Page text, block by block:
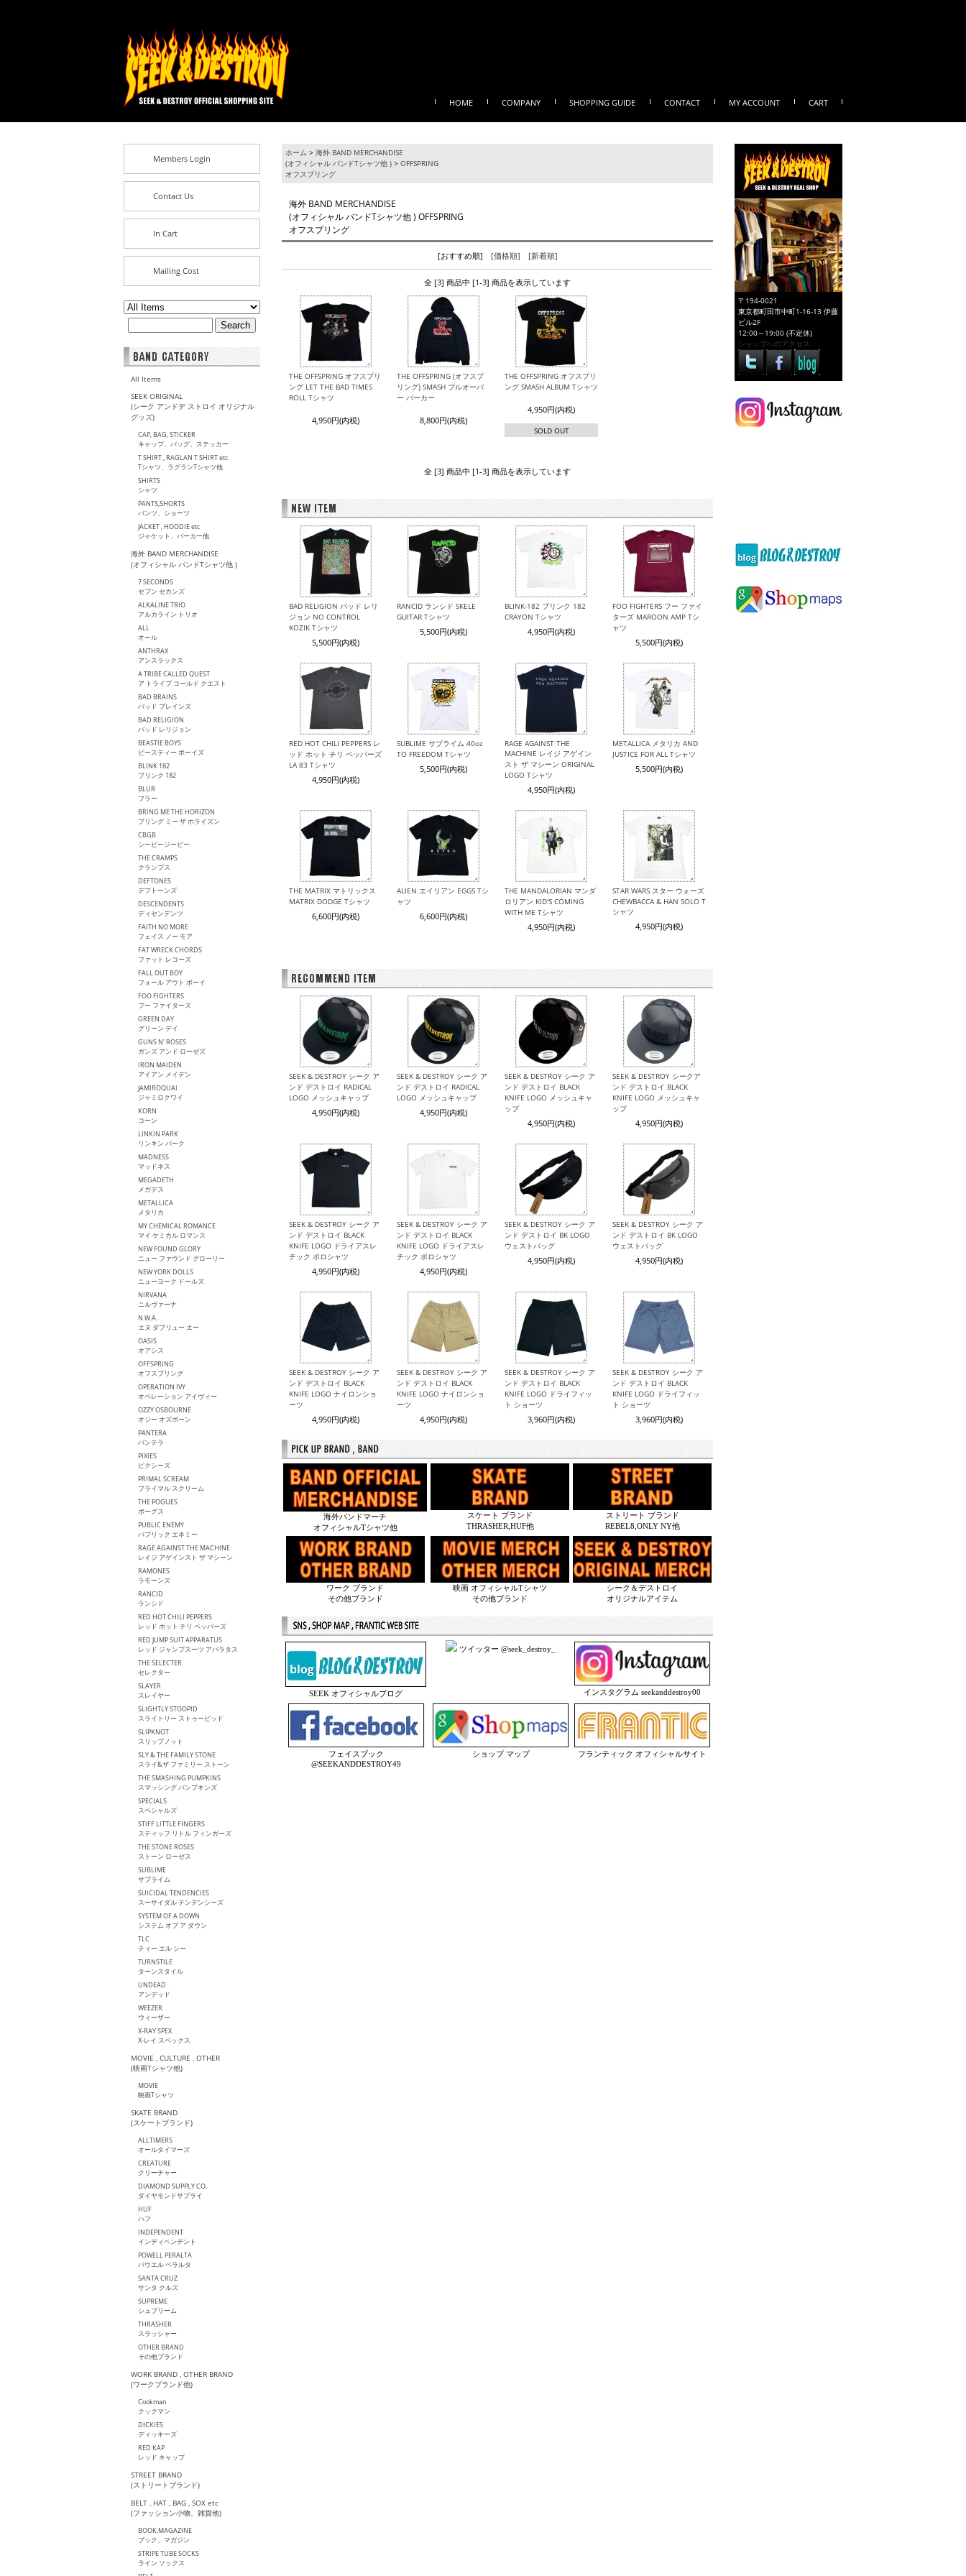
HOME COMPANY SHOPPING GUIDE CONTACT MY ACCOUNT CART
Members Login
Contact Us
In Cart
Mailing Cost
All Items
SEEK ORIGINAL
(シーク アンドデ ストロイ オリジナル
グッズ)
CAP, BAG, STICKER
キャップ、バッグ、ステッカー
T SHIRT , RAGLAN T SHIRT etc
Tシャツ、ラグランTシャツ他
SHIRTS
シャツ
PANTS,SHORTS
パンツ、ショーツ
JACKET , HOODIE etc
ジャケット、パーカー他
海外 BAND MERCHANDISE
(オフィシャル バンドTシャツ他 )
7 SECONDS
セブン セカンズ
ALKALINE TRIO
アルカライン トリオ
ALL
オール
ANTHRAX
アンスラックス
A TRIBE CALLED QUEST
ア トライブ コールド クエスト
BAD BRAINS
バッド ブレインズ
BAD RELIGION
バッド レリジョン
BEASTIE BOYS
ビースティー ボーイズ
BLINK 182
ブリンク 182
BLUR
ブラー
BRING ME THE HORIZON
ブリング ミー ザ ホライズン
CBGB
シービージービー
THE CRAMPS
クランプス
DEFTONES
デフトーンズ
DESCENDENTS
ディセンデンツ
FAITH NO MORE
フェイス ノー モア
FAT WRECK CHORDS
ファット レコーズ
FALL OUT BOY
フォール アウト ボーイ
FOO FIGHTERS
フー ファイターズ
GREEN DAY
グリーン デイ
GUNS N' ROSES
ガンズ アンド ローゼズ
IRON MAIDEN
アイアン メイデン
JAMIROQUAI
ジャミロクワイ
KORN
コーン
LINKIN PARK
リンキン パーク
MADNESS
マッドネス
MEGADETH
メガデス
METALLICA
メタリカ
MY CHEMICAL ROMANCE
マイ ケミカル ロマンス
NEW FOUND GLORY
ニュー ファウンド グローリー
NEW YORK DOLLS
ニューヨーク ドールズ
NIRVANA
ニルヴァーナ
N.W.A.
エヌ ダブリュー エー
OASIS
オアシス
OFFSPRING
オフスプリング
OPERATION IVY
オペレーション アイヴィー
OZZY OSBOURNE
オジー オズボーン
PANTERA
パンテラ
PIXIES
ピクシーズ
PRIMAL SCREAM
プライマル スクリーム
THE POGUES
ポーグス
PUBLIC ENEMY
パプリック エネミー
RAGE AGAINST THE MACHINE
レイジ アゲインスト ザ マシーン
RAMONES
ラモーンズ
RANCID
ランシド
RED HOT CHILI PEPPERS
レッド ホット チリ ペッパーズ
RED JUMP SUIT APPARATUS
レッド ジャンプスーツ アパラタス
THE SELECTER
セレクター
SLAYER
スレイヤー
SLIGHTLY STOOPID
スライトリー ストゥーピッド
SLIPKNOT
スリップノット
SLY & THE FAMILY STONE
スライ&ザ ファミリー ストーン
THE SMASHING PUMPKINS
スマッシング パンプキンズ
SPECIALS
スペシャルズ
STIFF LITTLE FINGERS
スティッフ リトル フィンガーズ
THE STONE ROSES
ストーン ローゼス
SUBLIME
サブライム
SUICIDAL TENDENCIES
スーサイダル テンデンシーズ
SYSTEM OF A DOWN
システム オブ ア ダウン
TLC
ティー エル シー
TURNSTILE
ターンスタイル
UNDEAD
アンデッド
WEEZER
ウィーザー
X-RAY SPEX
X-レイ スペックス
MOVIE , CULTURE , OTHER
(映画Tシャツ他)
MOVIE
映画Tシャツ
SKATE BRAND
(スケートブランド)
ALLTIMERS
オールタイマーズ
CREATURE
クリーチャー
DIAMOND SUPPLY CO.
ダイヤモンドサプライ
HUF
ハフ
INDEPENDENT
インディペンデント
POWELL PERALTA
パウエル ペラルタ
SANTA CRUZ
サンタ クルズ
SUPREME
シュプリーム
THRASHER
スラッシャー
OTHER BRAND
その他ブランド
WORK BRAND , OTHER BRAND
(ワークブランド他)
Cookman
クックマン
DICKIES
ディッキーズ
RED KAP
レッド キャップ
STREET BRAND
(ストリートブランド)
BELT , HAT , BAG , SOX etc
(ファッション小物、雑貨他)
BOOK,MAGAZINE
ブック、マガジン
STRIPE TUBE SOCKS
ライン ソックス
ホーム > 海外 BAND MERCHANDISE
(オフィシャル バンドTシャツ他 ) > OFFSPRING
オフスプリング
海外 BAND MERCHANDISE
(オフィシャル バンドTシャツ他 ) OFFSPRING
オフスプリング
[おすすめ順] [価格順] [新着順]
全 [3] 商品中 [1-3] 商品を表示しています
THE OFFSPRING オフスプリ
ング LET THE BAD TIMES
ROLL Tシャツ
4,950円(内税)
THE OFFSPRING (オフスプ
リング) SMASH プルオーバ
ー パーカー
8,800円(内税)
THE OFFSPRING オフスプリ
ング SMASH ALBUM Tシャツ
4,950円(内税)
SOLD OUT
全 [3] 商品中 [1-3] 商品を表示しています
BAD RELIGION バッド レリ
ジョン NO CONTROL
KOZIK Tシャツ
5,500円(内税)
RANCID ランシド SKELE
GUITAR Tシャツ
5,500円(内税)
BLINK-182 ブリンク 182
CRAYON Tシャツ
4,950円(内税)
FOO FIGHTERS フー ファイ
ターズ MAROON AMP Tシ
ャツ
5,500円(内税)
RED HOT CHILI PEPPERS レ
ッド ホット チリ ペッパーズ
LA 83 Tシャツ
4,950円(内税)
SUBLIME サブライム 40oz
TO FREEDOM Tシャツ
5,500円(内税)
RAGE AGAINST THE
MACHINE レイジ アゲイン
スト ザ マシーン ORIGINAL
LOGO Tシャツ
4,950円(内税)
METALLICA メタリカ AND
JUSTICE FOR ALL Tシャツ
5,500円(内税)
THE MATRIX マトリックス
MATRIX DODGE Tシャツ
6,600円(内税)
ALIEN エイリアン EGGS Tシ
ャツ
6,600円(内税)
THE MANDALORIAN マンダ
ロリアン KID'S COMING
WITH ME Tシャツ
4,950円(内税)
STAR WARS スター ウォーズ
CHEWBACCA & HAN SOLO T
シャツ
4,950円(内税)
SEEK & DESTROY シーク ア
ンド デストロイ RADICAL
LOGO メッシュキャップ
4,950円(内税)
SEEK & DESTROY シーク ア
ンド デストロイ RADICAL
LOGO メッシュキャップ
4,950円(内税)
SEEK & DESTROY シーク ア
ンド デストロイ BLACK
KNIFE LOGO メッシュキャ
ップ
4,950円(内税)
SEEK & DESTROY シークア
ンド デストロイ BLACK
KNIFE LOGO メッシュキャ
ップ
4,950円(内税)
SEEK & DESTROY シーク ア
ンド デストロイ BLACK
KNIFE LOGO ドライアスレ
チック ポロシャツ
4,950円(内税)
SEEK & DESTROY シーク ア
ンド デストロイ BLACK
KNIFE LOGO ドライアスレ
チック ポロシャツ
4,950円(内税)
SEEK & DESTROY シーク ア
ンド デストロイ BK LOGO
ウェストバッグ
4,950円(内税)
SEEK & DESTROY シーク ア
ンド デストロイ BK LOGO
ウェストバッグ
4,950円(内税)
SEEK & DESTROY シーク ア
ンド デストロイ BLACK
KNIFE LOGO ナイロンショ
ーツ
4,950円(内税)
SEEK & DESTROY シーク ア
ンド デストロイ BLACK
KNIFE LOGO ナイロンショ
ーツ
4,950円(内税)
SEEK & DESTROY シーク ア
ンド デストロイ BLACK
KNIFE LOGO ドライフィッ
ト ショーツ
3,960円(内税)
SEEK & DESTROY シーク ア
ンド デストロイ BLACK
KNIFE LOGO ドライフィッ
ト ショーツ
3,960円(内税)
海外バンドマーチ
オフィシャルTシャツ他
スケート ブランド
THRASHER,HUF他
ストリート ブランド
REBEL8,ONLY NY他
ワーク ブランド
その他ブランド
映画 オフィシャルTシャツ
その他ブランド
シーク＆デストロイ
オリジナルアイテム
SEEK オフィシャルブログ
ツイッター @seek_destroy_
インスタグラム seekanddestroy00
フェイスブック
@SEEKANDDESTROY49
ショップ マップ フランティック オフィシャルサイト
〒194-0021
東京都町田市中町1-16-13 伊藤
ビル2F
12:00～19:00 (不定休)
ショップへのアクセス